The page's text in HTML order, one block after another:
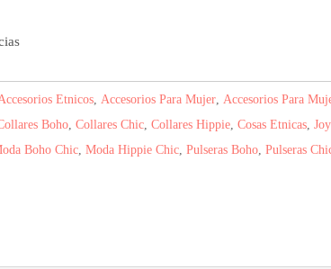
Etnicos, Accesorios Para Mujer, Accesorios Para
Boho, Collares Chic, Collares Hippie, Cosas Etnicas,
Boho Chic, Moda Hippie Chic, Pulseras Boho, Pulseras